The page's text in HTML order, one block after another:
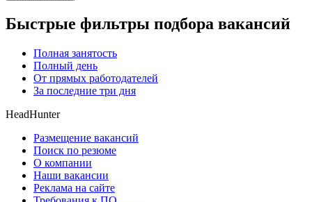
Быстрые фильтры подбора вакансий
Полная занятость
Полный день
От прямых работодателей
За последние три дня
HeadHunter
Размещение вакансий
Поиск по резюме
О компании
Наши вакансии
Реклама на сайте